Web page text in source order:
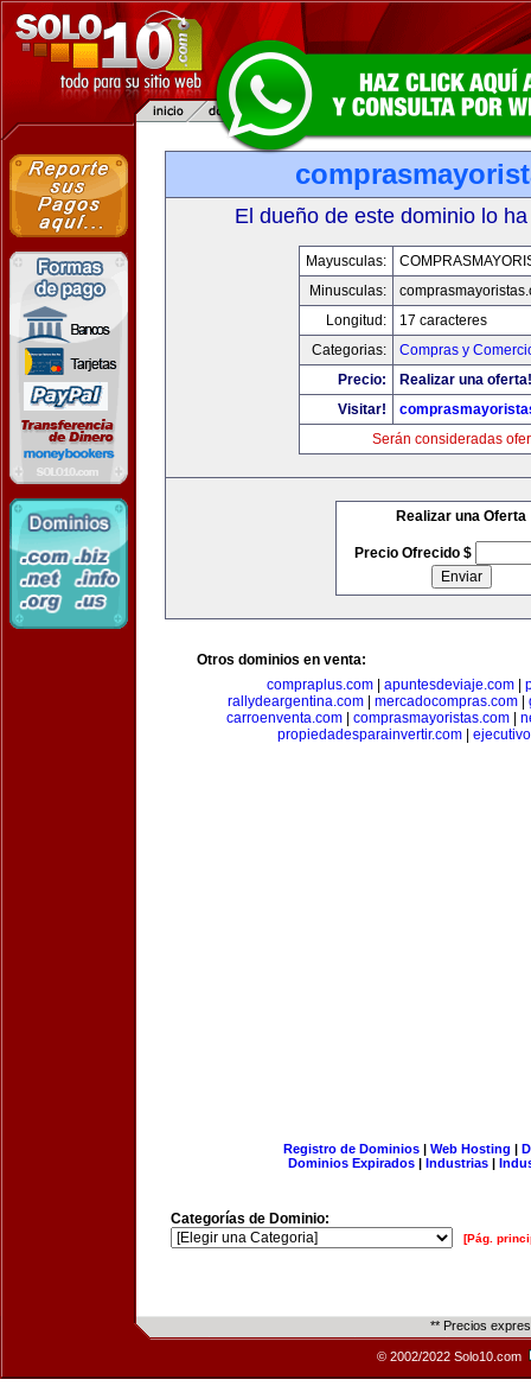
El dueño de este dominio lo
Mayusculas:
Minusculas:
Longitud:
17 caracteres
Categorias:
Compras y
Precio:
Realizar una oferta!
Visitar!
Serán consideradas
Realizar una Oferta
Precio Ofrecido $
Otros dominios en venta:
compraplus.com| apuntesdeviaje.com|
rallydeargentina.com
mercadocompras.com
carroenventa.com| comprasmayoristas.com|
propiedadesparainvertir.com
Registro de Dominios| Web Hosting |
Dominios Expirados | Industrias |
Categorías de Dominio:
[Pág.
** Precios
© 2002/2022 Solo10.com